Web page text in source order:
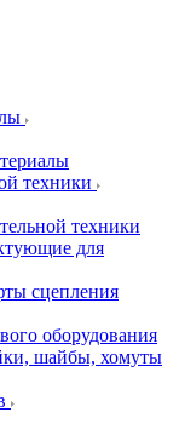
техники
техники
для
сцепления
оборудования
шайбы, хомуты